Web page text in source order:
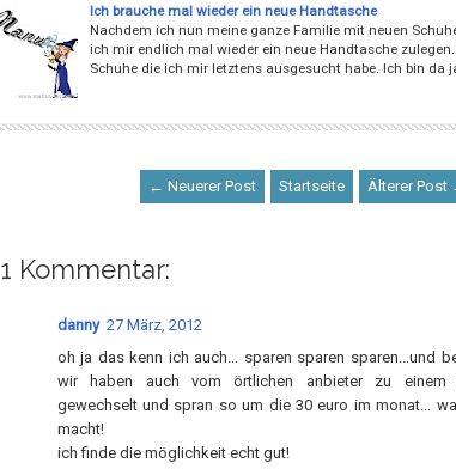
Ich brauche mal wieder ein neue Handtasche
Nachdem ich nun meine ganze Familie mit neuen
ich mir endlich mal wieder ein neue Handtasche
Schuhe die ich mir letztens ausgesucht habe. Ich bin da
← Neuerer Post Startseite Älterer Post
1 Kommentar:
danny 27 März, 2012
oh ja das kenn ich auch... sparen sparen sparen...und
wir haben auch vom örtlichen anbieter zu einem
gewechselt und spran so um die 30 euro im monat...
macht!
ich finde die möglichkeit echt gut!